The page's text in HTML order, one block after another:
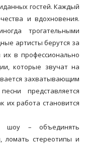
гостей. Каждый
и вдохновения.
трогательными
артисты берутся за
в профессионально
которые звучат на
захватывающим
представляется
их работа становится
шоу – объединять
ломать стереотипы и